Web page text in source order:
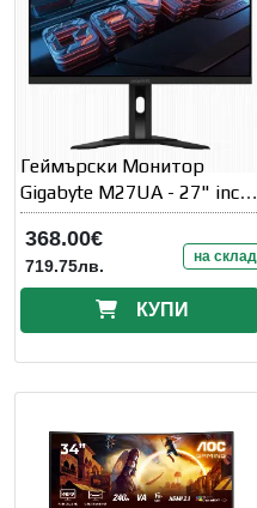
Геймърски Монитор
Gigabyte M27UA - 27" inch
UHD(3840x2160) 160Hz
368.00€
719.75лв. на склад
КУПИ